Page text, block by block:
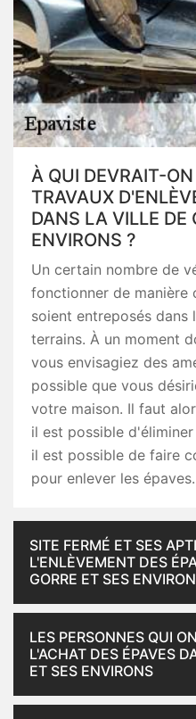
À QUI DEVRAIT-
TRAVAUX
DANS LA VILLE DE
ENVIRONS ?
Un certain nombre de
fonctionner de manière
soient entreposés dans
terrains. À un moment
vous envisagiez des
possible que vous
votre maison. Il faut
il est possible
il est possible de faire
pour enlever les épaves.
SITE FERMÉ ET SES
L'ENLÈVEMENT DES
GORRE ET SES
LES PERSONNES QUI
L'ACHAT DES ÉPAVES
ET SES ENVIRONS